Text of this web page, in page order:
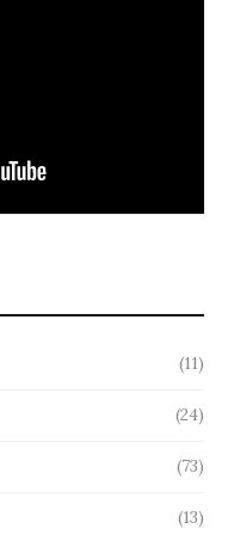
(11)
(24)
(73)
(13)